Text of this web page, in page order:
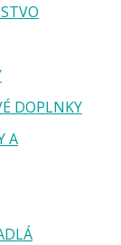
DOPLNKY
A